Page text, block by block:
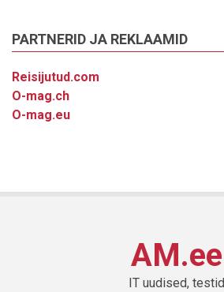
PARTNERID JA REKLAAMID
Reisijutud.com
O-mag.ch
O-mag.eu
AM.ee
IT uudised, testid